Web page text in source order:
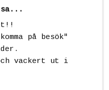
sa...
på besök"
vackert ut i